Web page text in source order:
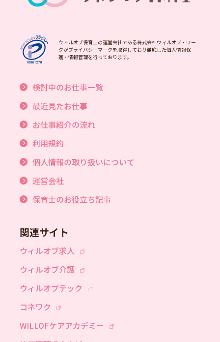
ウィルオブ保育士の運営会社である株式会社ウィルオブ・ワー
クがプライバシーマークを取得しており徹底した個人情報保
護・情報管理を行っております。
検討中のお仕事一覧
最近見たお仕事
お仕事紹介の流れ
利用規約
個人情報の取り扱いについて
運営会社
保育士のお役立ち記事
関連サイト
ウィルオブ求人
ウィルオブ介護
ウィルオブテック
コネワク
WILLOFケアアカデミー